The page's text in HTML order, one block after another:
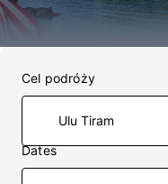
Cel podróży
Dates